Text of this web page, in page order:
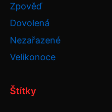
Zpověď
Dovolená
Nezařazené
Velikonoce
Štítky